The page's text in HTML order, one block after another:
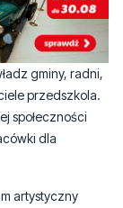
gminy, radni,
przedszkola.
społeczności
dla
artystyczny
znaleźli się w